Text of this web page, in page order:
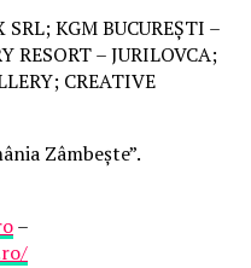
KGM BUCUREȘTI –
RESORT – JURILOVCA;
CREATIVE
Zâmbește”.
–